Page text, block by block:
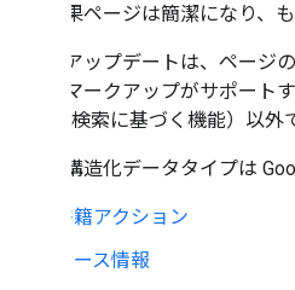
検索結果ページは簡潔になり、
今回のアップデートは、ページ
の低いマークアップがサポート
Google 検索に基づく機能）以
以下の構造化データタイプは
書籍アクション
コース情報